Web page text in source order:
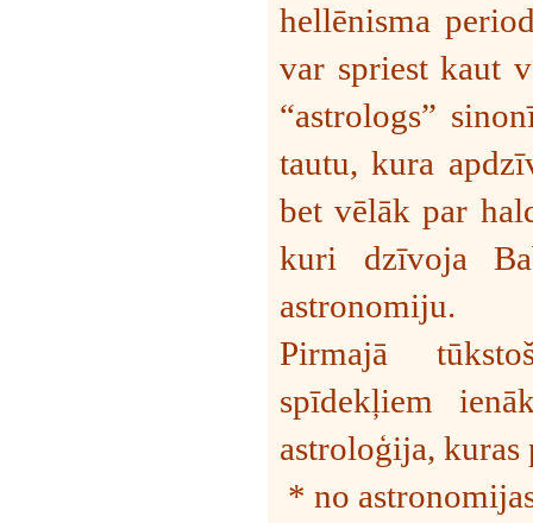
hellēnisma
var spriest kaut
“astrologs”
tautu, kura
bet vēlāk par
kuri dzīvoja
astronomiju.
Pirmajā
spīdekļiem
astroloģija, kuras
* no